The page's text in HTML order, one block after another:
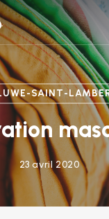
SAINT-
23 avril 2020